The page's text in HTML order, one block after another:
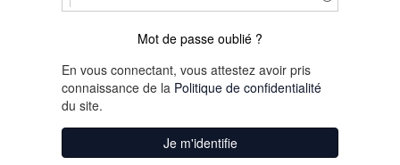
Mot de passe oublié ?
En vous connectant, vous attestez avoir pris
connaissance de la Politique de confidentialité
du site.
Je m'identifie